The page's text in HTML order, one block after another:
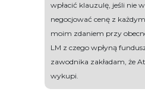
wpłacić klauzulę, jeśli nie
negocjować cenę z
moim zdaniem przy
LM z czego wpłyną
zawodnika zakładam, że
wykupi.